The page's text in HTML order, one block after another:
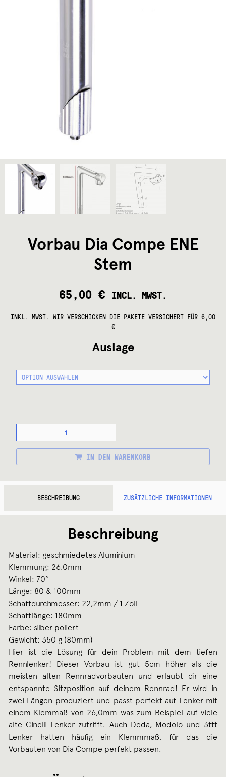
Vorbau Dia Compe ENE
Stem
65,00 € INCL. MWST.
INKL. MWST. WIR VERSCHICKEN DIE PAKETE VERSICHERT FÜR 6,00
€
Auslage
ENE
MENGE
IN DEN WARENKORB
BESCHREIBUNG ZUSÄTZLICHE INFORMATIONEN
Beschreibung
Material: geschmiedetes Aluminium
Klemmung: 26,0mm
Winkel: 70°
Länge: 80 & 100mm
Schaftdurchmesser: 22,2mm / 1 Zoll
Schaftlänge: 180mm
Farbe: silber poliert
Gewicht: 350 g (80mm)
Hier ist die Lösung für dein Problem mit dem tiefen
Rennlenker! Dieser Vorbau ist gut 5cm höher als die
meisten alten Rennradvorbauten und erlaubt dir eine
entspannte Sitzposition auf deinem Rennrad! Er wird in
zwei Längen produziert und passt perfekt auf Lenker mit
einem Klemmaß von 26,0mm was zum Beispiel auf viele
alte Cinelli Lenker zutrifft. Auch Deda, Modolo und 3ttt
Lenker hatten häufig ein Klemmmaß, für das die
Vorbauten von Dia Compe perfekt passen.